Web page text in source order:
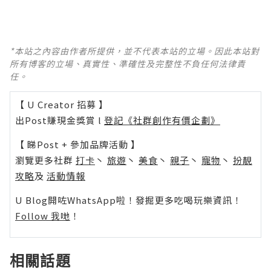
*本站之內容由作者所提供，並不代表本站的立場。因此本站對
所有博客的立場、真實性、準確性及完整性不負任何法律責
任。
【 U Creator 招募 】
出Post賺現金獎賞 l 登記《社群創作有價企劃》
【 睇Post + 參加品牌活動 】
瀏覽更多社群 打卡 丶 旅遊 丶 美食 丶 親子 丶 寵物 丶 扮靚
攻略及 活動情報
U Blog開咗WhatsApp啦！發掘更多吃喝玩樂資訊！
Follow 我哋 ！
相關話題